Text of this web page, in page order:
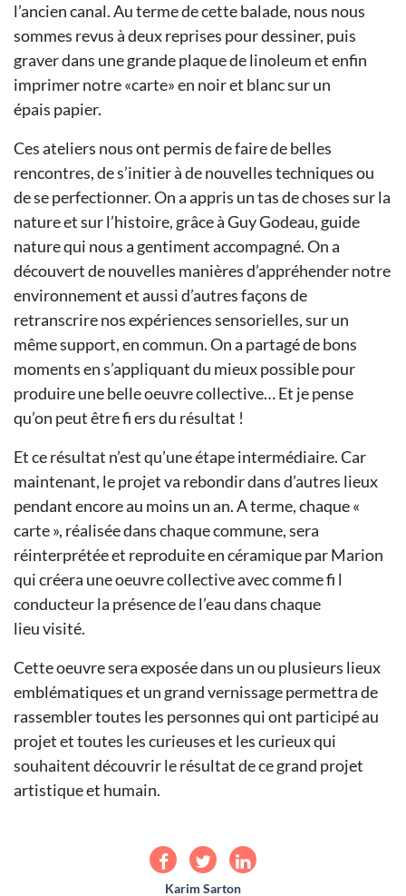
l’ancien canal. Au terme de cette balade, nous nous
sommes revus à deux reprises pour dessiner, puis
graver dans une grande plaque de linoleum et enfin
imprimer notre «carte» en noir et blanc sur un
épais papier.
Ces ateliers nous ont permis de faire de belles
rencontres, de s’initier à de nouvelles techniques ou
de se perfectionner. On a appris un tas de choses sur la
nature et sur l’histoire, grâce à Guy Godeau, guide
nature qui nous a gentiment accompagné. On a
découvert de nouvelles manières d’appréhender notre
environnement et aussi d’autres façons de
retranscrire nos expériences sensorielles, sur un
même support, en commun. On a partagé de bons
moments en s’appliquant du mieux possible pour
produire une belle oeuvre collective… Et je pense
qu’on peut être fi ers du résultat !
Et ce résultat n’est qu’une étape intermédiaire. Car
maintenant, le projet va rebondir dans d’autres lieux
pendant encore au moins un an. A terme, chaque «
carte », réalisée dans chaque commune, sera
réinterprétée et reproduite en céramique par Marion
qui créera une oeuvre collective avec comme fi l
conducteur la présence de l’eau dans chaque
lieu visité.
Cette oeuvre sera exposée dans un ou plusieurs lieux
emblématiques et un grand vernissage permettra de
rassembler toutes les personnes qui ont participé au
projet et toutes les curieuses et les curieux qui
souhaitent découvrir le résultat de ce grand projet
artistique et humain.
Karim Sarton